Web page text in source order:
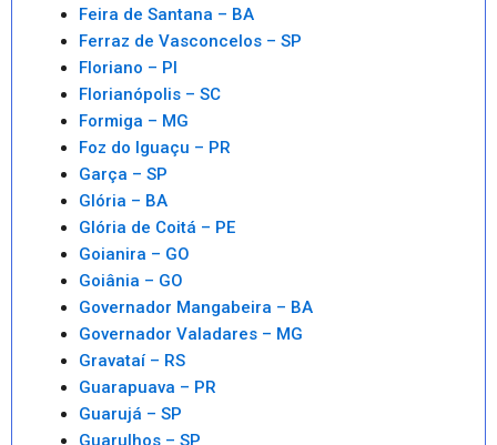
Feira de Santana – BA
Ferraz de Vasconcelos – SP
Floriano – PI
Florianópolis – SC
Formiga – MG
Foz do Iguaçu – PR
Garça – SP
Glória – BA
Glória de Coitá – PE
Goianira – GO
Goiânia – GO
Governador Mangabeira – BA
Governador Valadares – MG
Gravataí – RS
Guarapuava – PR
Guarujá – SP
Guarulhos – SP